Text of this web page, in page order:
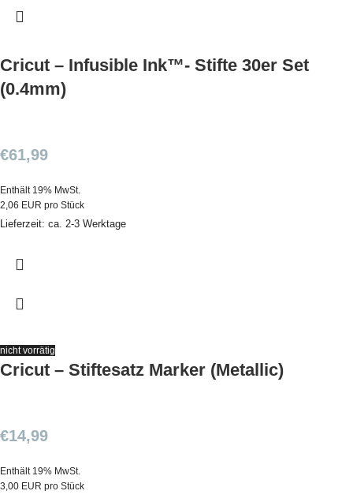
Cricut – Infusible Ink™- Stifte 30er Set
(0.4mm)
€61,99
Enthält 19% MwSt.
2,06 EUR pro Stück
Lieferzeit: ca. 2-3 Werktage
nicht vorrätig
Cricut – Stiftesatz Marker (Metallic)
€14,99
Enthält 19% MwSt.
3,00 EUR pro Stück